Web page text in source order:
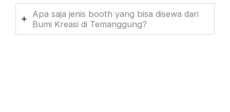
Apa saja jenis booth yang bisa disewa dari
Bumi Kreasi di Temanggung?